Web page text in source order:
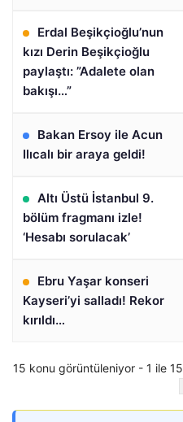
Erdal Beşikçioğlu’nun
kızı Derin Beşikçioğlu
paylaştı: ”Adalete olan
bakışı…”
Bakan Ersoy ile Acun
Ilıcalı bir araya geldi!
Altı Üstü İstanbul 9.
bölüm fragmanı izle!
‘Hesabı sorulacak’
Ebru Yaşar konseri
Kayseri’yi salladı! Rekor
kırıldı…
15 konu görüntüleniyor - 1 ile